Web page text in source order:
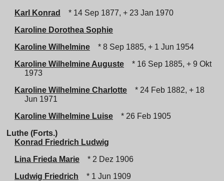
Karl Konrad
* 14 Sep 1877, + 23 Jan 1970
Karoline Dorothea Sophie
Karoline Wilhelmine
* 8 Sep 1885, + 1 Jun 1954
Karoline Wilhelmine Auguste
* 16 Sep 1885, + 9 Okt
1973
Karoline Wilhelmine Charlotte
* 24 Feb 1882, + 18
Jun 1971
Karoline Wilhelmine Luise
* 26 Feb 1905
Luthe (Forts.)
Konrad Friedrich Ludwig
Lina Frieda Marie
* 2 Dez 1906
Ludwig Friedrich
* 1 Jun 1909